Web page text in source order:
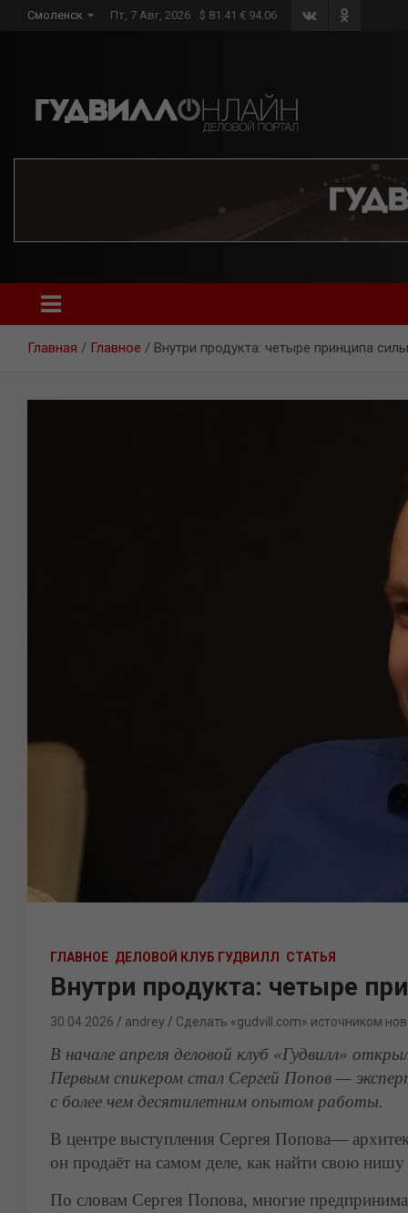
Смоленск Пт, 7 Авг, 2026 $ 81.41 € 94.06
Главная Главное Внутри продукта: четыре принципа
ГЛАВНОЕ ДЕЛОВОЙ КЛУБ ГУДВИЛЛ СТАТЬЯ
Внутри продукта: четыре
30.04.2026 andrey Сделать «gudvill.com» источником
В начале апреля деловой клуб «Гудвилл»
Первым спикером стал Сергей Попов —
с более чем десятилетним опытом работы.
В центре выступления Сергея Попова—
он продаёт на самом деле, как найти свою нишу
По словам Сергея Попова, многие